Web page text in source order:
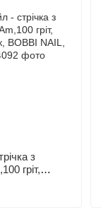
з
гріт,